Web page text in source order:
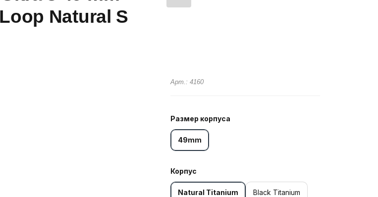
Natural S
Арт.: 4160
Размер корпуса
49mm
Корпус
Natural Titanium Black Titanium